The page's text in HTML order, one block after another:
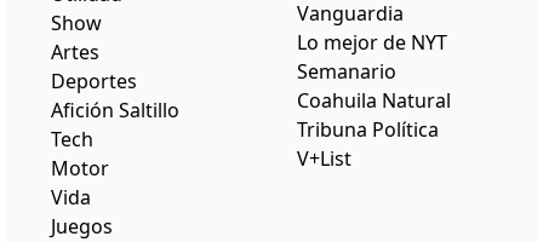
Show
Artes
Deportes
Afición Saltillo
Tech
Motor
Vida
Juegos
Vanguardia
Lo mejor de NYT
Semanario
Coahuila Natural
Tribuna Política
V+List